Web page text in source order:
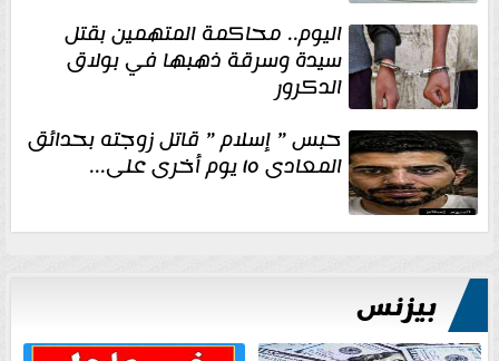
اليوم.. محاكمة المتهمين بقتل
سيدة وسرقة ذهبها في بولاق
الدكرور
حبس ” إسلام ” قاتل زوجته بحدائق
المعادى ١٥ يوم أخرى على...
بيزنس